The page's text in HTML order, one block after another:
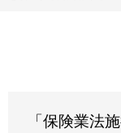
「保険業法